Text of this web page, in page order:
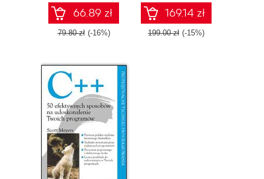
66.89 zł
79.80 zł (-16%)
169.14 zł
199.00 zł (-15%)